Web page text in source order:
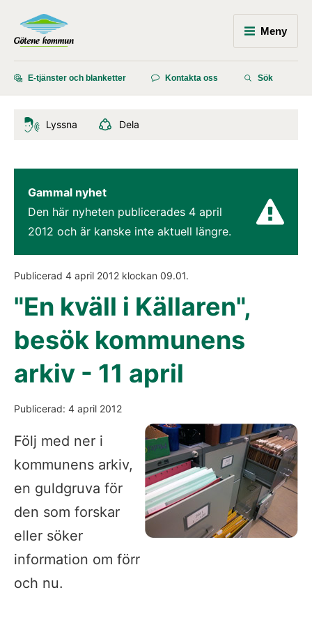
Meny
E-tjänster och blanketter Kontakta oss Sök
Lyssna Dela
Gammal nyhet
Den här nyheten publicerades 4 april
2012 och är kanske inte aktuell längre.
Publicerad 4 april 2012 klockan 09.01.
"En kväll i Källaren",
besök kommunens
arkiv - 11 april
Publicerad: 4 april 2012
Följ med ner i
kommunens arkiv,
en guldgruva för
den som forskar
eller söker
information om förr
och nu.